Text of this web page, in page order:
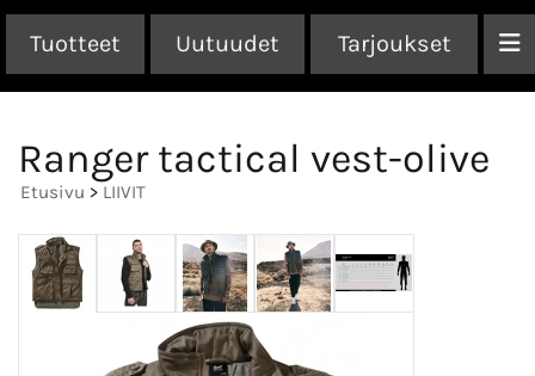
Tuotteet Uutuudet Tarjoukset
Ranger tactical vest-olive
Etusivu > LIIVIT